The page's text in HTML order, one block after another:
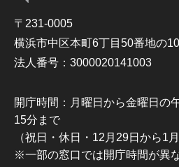
〒231-0005
横浜市中区本町6丁目50番地の10
法人番号：3000020141003
開庁時間：月曜日から金曜日の
15分まで
（祝日・休日・12月29日から1
※一部の窓口では開庁時間が異